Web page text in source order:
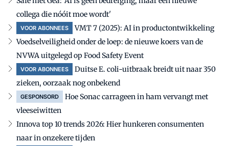
collega die nóóit moe wordt'
VOOR ABONNEES
VMT 7 (2025): AI in productontwikkeling
Voedselveiligheid onder de loep: de nieuwe koers van de
NVWA uitgelegd op Food Safety Event
VOOR ABONNEES
Duitse E. coli-uitbraak breidt uit naar 350
zieken, oorzaak nog onbekend
GESPONSORD
Hoe Sonac carrageen in ham vervangt met
vleeseiwitten
Innova top 10 trends 2026: Hier hunkeren consumenten
naar in onzekere tijden